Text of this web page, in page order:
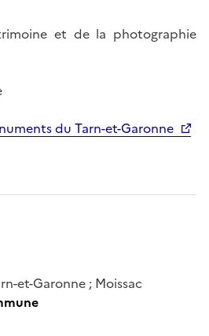
et de la photographie
du Tarn-et-Garonne
et-Garonne ; Moissac